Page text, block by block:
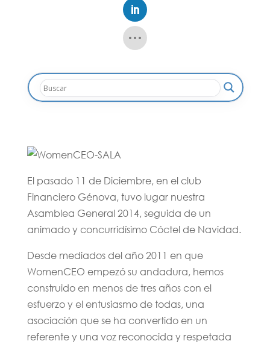
El pasado 11 de Diciembre, en el club
Financiero Génova, tuvo lugar nuestra
Asamblea General 2014, seguida de un
animado y concurridísimo Cóctel de Navidad.
Desde mediados del año 2011 en que
WomenCEO empezó su andadura, hemos
construido en menos de tres años con el
esfuerzo y el entusiasmo de todas, una
asociación que se ha convertido en un
referente y una voz reconocida y respetada